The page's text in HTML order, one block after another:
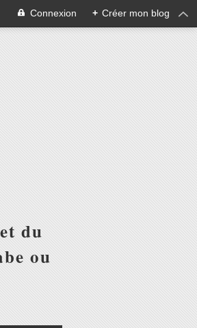
Connexion + Créer mon blog
du
ou